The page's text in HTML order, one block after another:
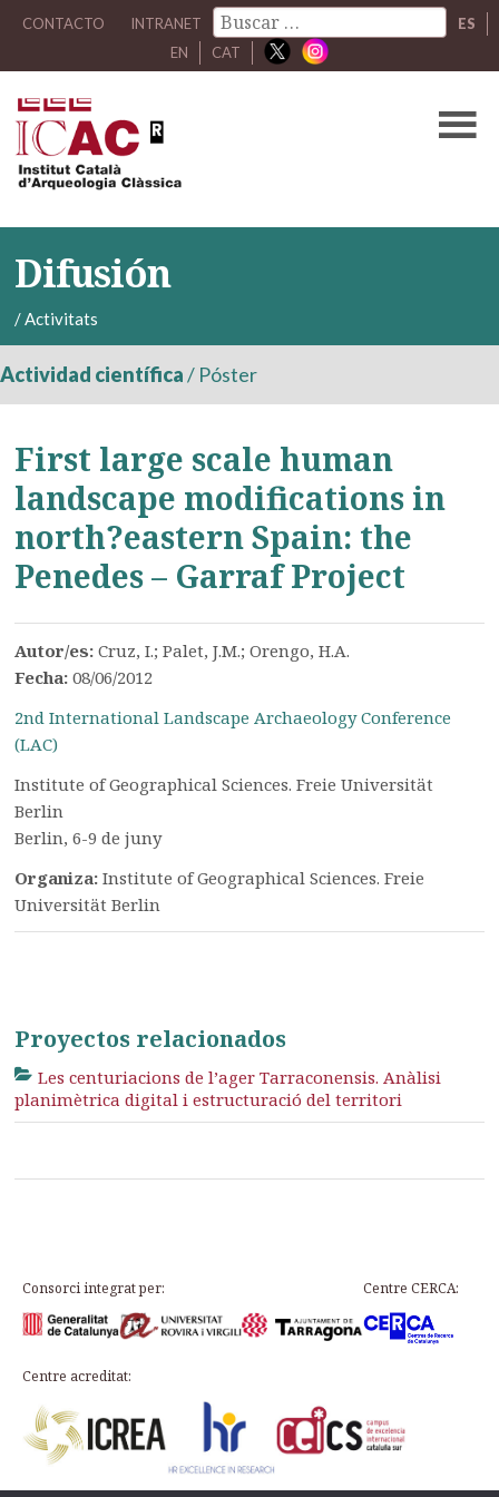
CONTACTO INTRANET
ES
EN
CAT
Difusión
/Activitats
Actividad científica/ Póster
First large scale human
landscape modifications in
north?eastern Spain: the
Penedes – Garraf Project
Autor/es:Cruz, I.; Palet, J.M.; Orengo, H.A.
Fecha:08/06/2012
2nd International Landscape Archaeology Conference
(LAC)
Institute of Geographical Sciences. Freie Universität
Berlin
Berlin, 6-9 de juny
Organiza:Institute of Geographical Sciences. Freie
Universität Berlin
Proyectos relacionados
Les centuriacions de l’ager Tarraconensis. Anàlisi
planimètrica digital i estructuració del territori
Consorci integrat per: Centre CERCA:
Centre acreditat: